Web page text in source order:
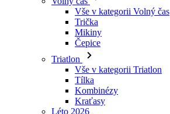
Triatlon
Vše v kategorii Triatlon
Tílka
Kombinézy
Kraťasy
Léto 2026
Týmové repliky
Speciální edice
Doprodej
Dárkové poukazy